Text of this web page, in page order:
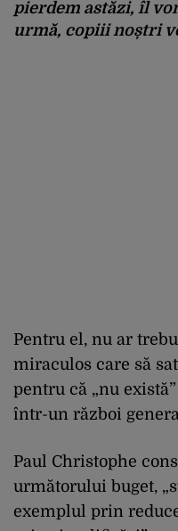
pierdem astăzi, îl
urmă, copiii noștri
Pentru el, nu ar
miraculos care să
pentru că „nu
într-un război
Paul Christophe
următorului buget,
exemplul prin